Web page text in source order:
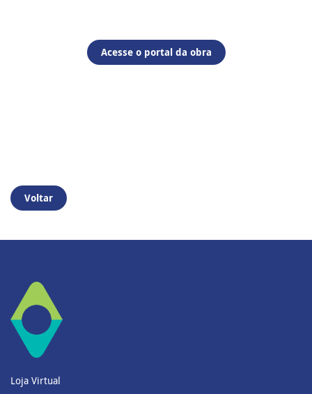
Acesse o portal da obra
Voltar
Loja Virtual